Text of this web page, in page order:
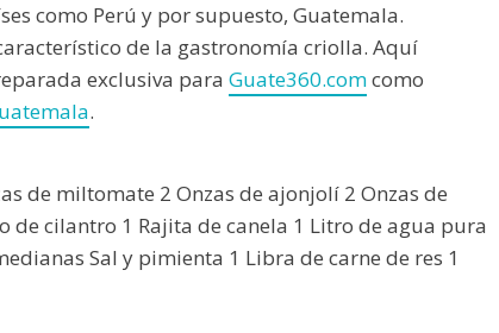
como Perú y por supuesto, Guatemala.
de la gastronomía criolla. Aquí
exclusiva para Guate360.comcomo
.
de miltomate 2 Onzas de ajonjolí 2 Onzas de
de cilantro 1 Rajita de canela 1 Litro de agua pura
Sal y pimienta 1 Libra de carne de res 1